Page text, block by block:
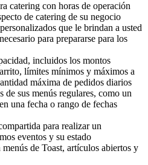
catering con horas de operación
de catering de su negocio
que le brindan a usted
para prepararse para los
incluidos los montos
límites mínimos y máximos a
máxima de pedidos diarios
de sus menús regulares, como un
una fecha o rango de fechas
para realizar un
eventos y su estado
de Toast, artículos abiertos y